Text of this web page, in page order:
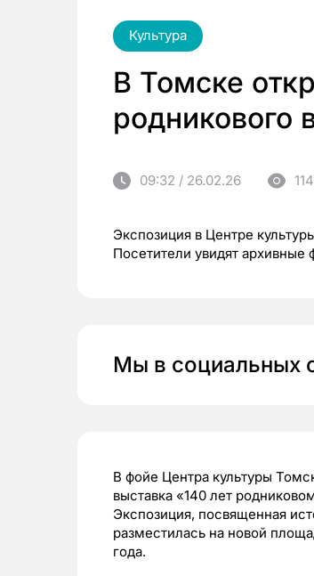
Культура
В Томске
родникового
09:32 / 26.02.26
Экспозиция в Центре
Посетители увидят архивные
Мы в социальных
В фойе Центра культуры
выставка «140 лет
Экспозиция, посвященная
разместилась на новой
года.